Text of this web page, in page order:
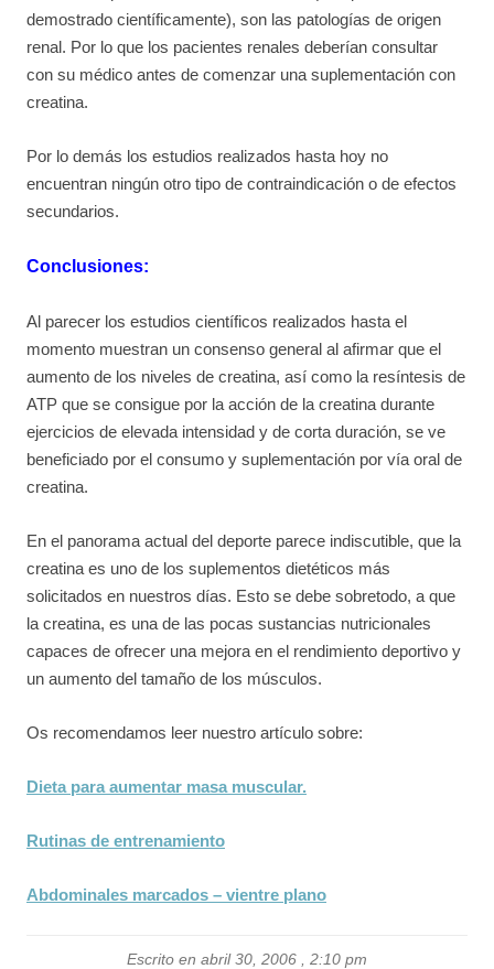
demostrado científicamente), son las patologías de origen
renal. Por lo que los pacientes renales deberían consultar
con su médico antes de comenzar una suplementación con
creatina.
Por lo demás los estudios realizados hasta hoy no
encuentran ningún otro tipo de contraindicación o de efectos
secundarios.
Conclusiones:
Al parecer los estudios científicos realizados hasta el
momento muestran un consenso general al afirmar que el
aumento de los niveles de creatina, así como la resíntesis de
ATP que se consigue por la acción de la creatina durante
ejercicios de elevada intensidad y de corta duración, se ve
beneficiado por el consumo y suplementación por vía oral de
creatina.
En el panorama actual del deporte parece indiscutible, que la
creatina es uno de los suplementos dietéticos más
solicitados en nuestros días. Esto se debe sobretodo, a que
la creatina, es una de las pocas sustancias nutricionales
capaces de ofrecer una mejora en el rendimiento deportivo y
un aumento del tamaño de los músculos.
Os recomendamos leer nuestro artículo sobre:
Dieta para aumentar masa muscular.
Rutinas de entrenamiento
Abdominales marcados – vientre plano
Escrito en abril 30, 2006 , 2:10 pm